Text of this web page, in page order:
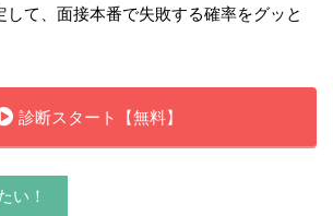
て、面接本番で失敗する確率をグッと
診断スタート【無料】
い！